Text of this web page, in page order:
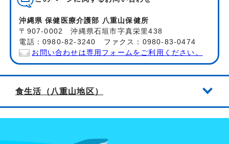
沖縄県 保健医療介護部 八重山保健所
〒907-0002 沖縄県石垣市字真栄里438
電話：0980-82-3240 ファクス：0980-83-0474
お問い合わせは専用フォームをご利用ください。
食生活（八重山地区）